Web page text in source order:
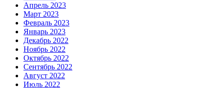
Апрель 2023
Март 2023
Февраль 2023
Январь 2023
Декабрь 2022
Ноябрь 2022
Октябрь 2022
Сентябрь 2022
Август 2022
Июль 2022